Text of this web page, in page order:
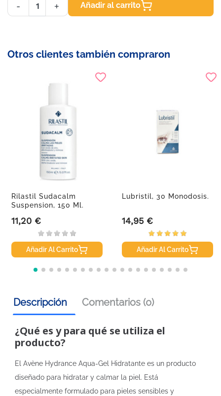
- + Añadir al carrito
Otros clientes también compraron
Rilastil Sudacalm
Suspension, 150 Ml.
Precio
11,20 €
Añadir Al Carrito
Lubristil, 30 Monodosis.
Precio
14,95 €
Añadir Al Carrito
Descripción Comentarios (0)
¿Qué es y para qué se utiliza el
producto?
El Avène Hydrance Aqua-Gel Hidratante es un producto
diseñado para hidratar y calmar la piel. Está
especialmente formulado para pieles sensibles y